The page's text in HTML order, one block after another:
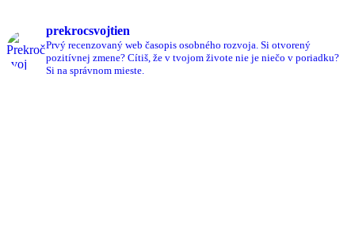
prekrocsvojtien
Prvý recenzovaný web časopis osobného rozvoja. Si otvorený
pozitívnej zmene? Cítiš, že v tvojom živote nie je niečo v poriadku?
Si na správnom mieste.